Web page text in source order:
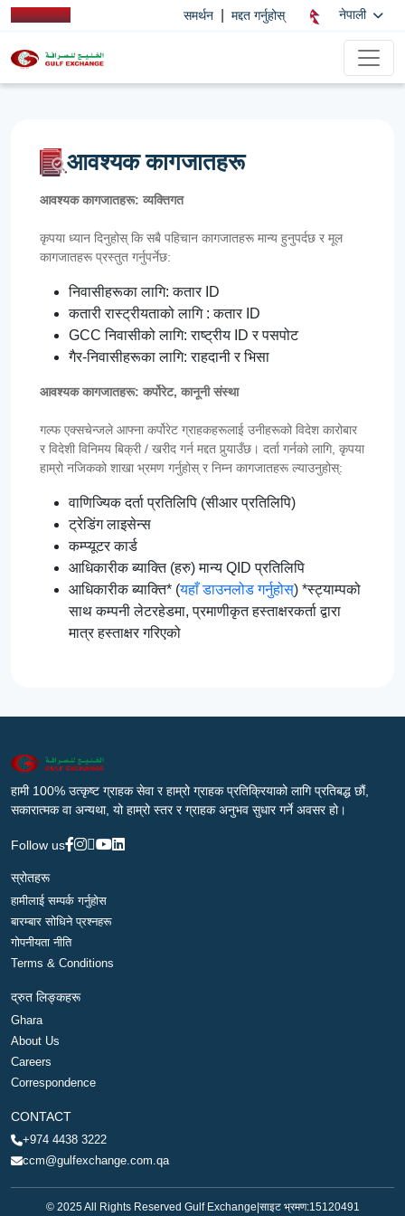
समर्थन मद्दत गर्नुहोस् नेपाली
आवश्यक कागजातहरू
आवश्यक कागजातहरू: व्यक्तिगत
कृपया ध्यान दिनुहोस् कि सबै पहिचान कागजातहरू मान्य हुनुपर्दछ र मूल
कागजातहरू प्रस्तुत गर्नुपर्नेछ:
निवासीहरूका लागि: कतार ID
कतारी रास्ट्रीयताको लागि : कतार ID
GCC निवासीको लागि: राष्ट्रीय ID र पसपोट
गैर-निवासीहरूका लागि: राहदानी र भिसा
आवश्यक कागजातहरू: कर्पोरेट, कानूनी संस्था
गल्फ एक्सचेन्जले आफ्ना कर्पोरेट ग्राहकहरूलाई उनीहरूको विदेश कारोबार
र विदेशी विनिमय बिक्री / खरीद गर्न मद्दत पुर्‍याउँछ। दर्ता गर्नको लागि, कृपया
हाम्रो नजिकको शाखा भ्रमण गर्नुहोस् र निम्न कागजातहरू ल्याउनुहोस्:
वाणिज्यिक दर्ता प्रतिलिपि (सीआर प्रतिलिपि)
ट्रेडिंग लाइसेन्स
कम्प्यूटर कार्ड
आधिकारीक ब्याक्ति (हरु) मान्य QID प्रतिलिपि
आधिकारीक ब्याक्ति* (यहाँ डाउनलोड गर्नुहोस्) *स्ट्याम्पको
साथ कम्पनी लेटरहेडमा, प्रमाणीकृत हस्ताक्षरकर्ता द्वारा
मात्र हस्ताक्षर गरिएको
हामी 100% उत्कृष्ट ग्राहक सेवा र हाम्रो ग्राहक प्रतिक्रियाको लागि प्रतिबद्ध छौं,
सकारात्मक वा अन्यथा, यो हाम्रो स्तर र ग्राहक अनुभव सुधार गर्ने अवसर हो।
Follow us
स्रोतहरू
हामीलाई सम्पर्क गर्नुहोस
बारम्बार सोधिने प्रश्नहरू
गोपनीयता नीति
Terms & Conditions
द्रुत लिङ्कहरू
Ghara
About Us
Careers
Correspondence
CONTACT
+974 4438 3222
ccm@gulfexchange.com.qa
© 2025 All Rights Reserved Gulf Exchange साइट भ्रमण:15120491